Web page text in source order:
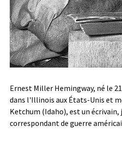
Ernest Miller Hemingway, né le
dans l'Illinois aux États-Unis et
Ketchum (Idaho), est un
correspondant de guerre